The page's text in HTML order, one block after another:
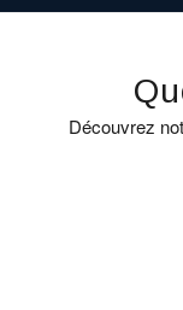
Découvrez